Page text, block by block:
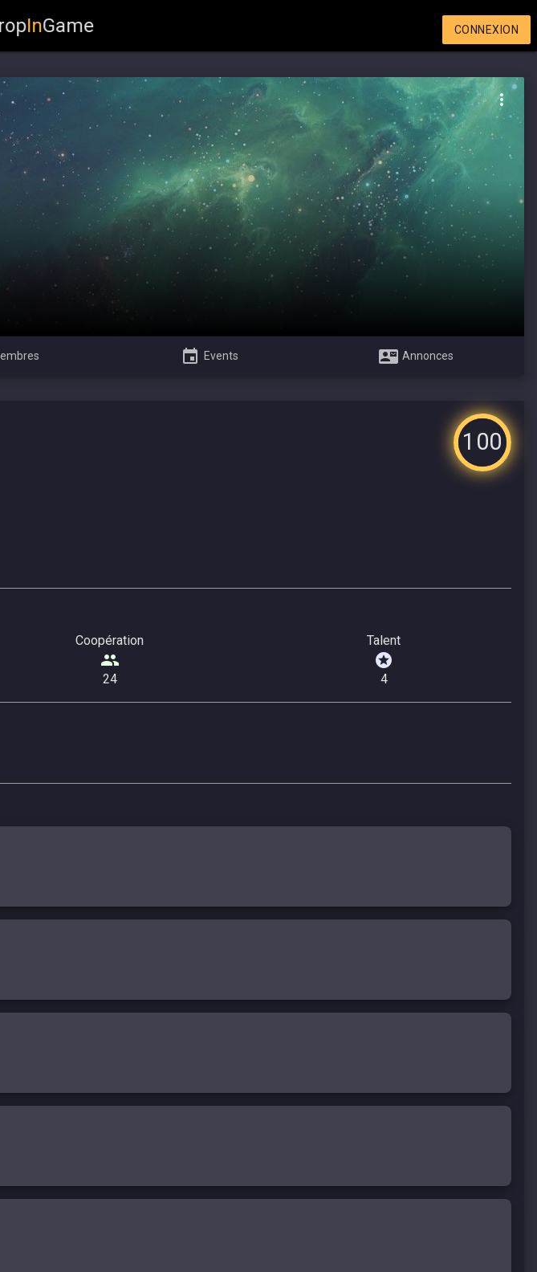
InGame CONNEXION
Events Annonces
100
Coopération
24
Talent
4